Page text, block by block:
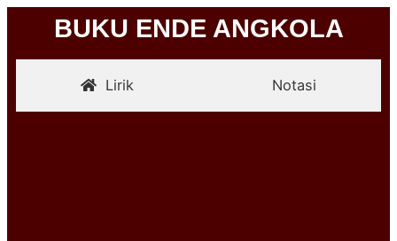
BUKU ENDE ANGKOLA
Lirik Notasi